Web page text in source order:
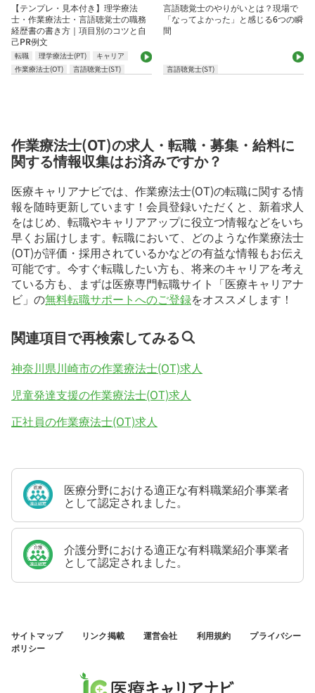
【テンプレ・見本付き】理学療法
士・作業療法士・言語聴覚士の職務
経歴書の書き方｜項目別のコツと自
己PR例文
転職 理学療法士(PT)
キャリア
作業療法士(OT)
言語聴覚士(ST)
言語聴覚士のやりがいとは？現場で
「なってよかった」と感じる6つの瞬
間
言語聴覚士(ST)
作業療法士(OT)の求人・転職・募集・給料に
関する情報収集はお済みですか？
医療キャリアナビでは、作業療法士(OT)の転職に関する情
報を随時更新しています！会員登録いただくと、新着求人
をはじめ、転職やキャリアアップに役立つ情報などをいち
早くお届けします。転職において、どのような作業療法士
(OT)が評価・採用されているかなどの有益な情報もお伝え
可能です。今すぐ転職したい方も、将来のキャリアを考え
ている方も、まずは医療専門転職サイト「医療キャリアナ
ビ」の無料転職サポートへのご登録をオススメします！
関連項目で再検索してみる
神奈川県川崎市の作業療法士(OT)求人
児童発達支援の作業療法士(OT)求人
正社員の作業療法士(OT)求人
医療分野における適正な有料職業紹介事業者
として認定されました。
介護分野における適正な有料職業紹介事業者
として認定されました。
サイトマップ リンク掲載 運営会社 利用規約
プライバシー
ポリシー